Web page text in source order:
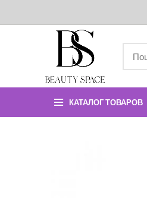
КАТАЛОГ ТОВАРОВ